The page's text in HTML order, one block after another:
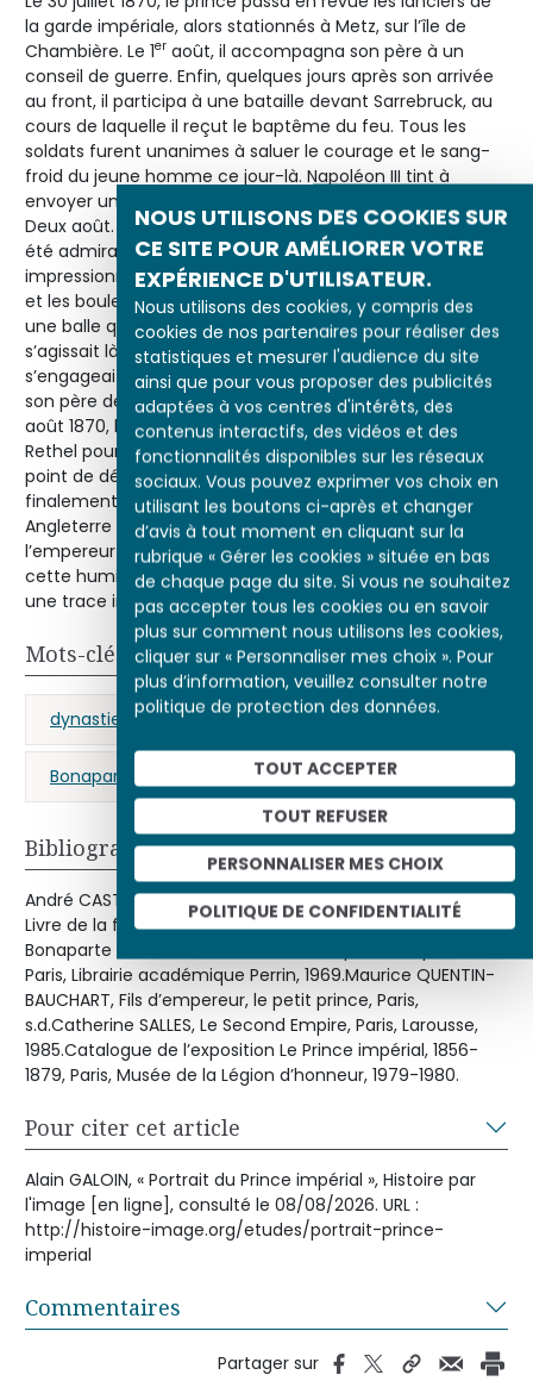
NOUS UTILISONS DES COOKIES SUR
CE SITE POUR AMÉLIORER VOTRE
EXPÉRIENCE D'UTILISATEUR.
Nous utilisons des cookies, y compris des
cookies de nos partenaires pour réaliser des
statistiques et mesurer l'audience du site
ainsi que pour vous proposer des publicités
adaptées à vos centres d'intérêts, des
contenus interactifs, des vidéos et des
fonctionnalités disponibles sur les réseaux
sociaux. Vous pouvez exprimer vos choix en
utilisant les boutons ci-après et changer
d’avis à tout moment en cliquant sur la
rubrique « Gérer les cookies » située en bas
de chaque page du site. Si vous ne souhaitez
pas accepter tous les cookies ou en savoir
plus sur comment nous utilisons les cookies,
cliquer sur « Personnaliser mes choix ». Pour
plus d’information, veuillez consulter notre
politique de protection des données.
TOUT ACCEPTER
TOUT REFUSER
PERSONNALISER MES CHOIX
POLITIQUE DE CONFIDENTIALITÉ
la garde impériale, alors stationnés à Metz, sur l’île de
Chambière. Le 1er août, il accompagna son père à un
conseil de guerre. Enfin, quelques jours après son arrivée
au front, il participa à une bataille devant Sarrebruck, au
cours de laquelle il reçut le baptême du feu. Tous les
soldats furent unanimes à saluer le courage et le sang-
froid du jeune homme ce jour-là. Napoléon III tint à
envoyer un télégramme à l’impératrice, restée à Paris : «
Deux août. Louis vient de recevoir le baptême du feu : il a
été admirable de sang-froid, il n’a été nullement
impressionné… Nous étions en première ligne et les balles
et les boulets tombaient à nos pieds. Louis a conservé
une balle qui est tombée auprès de lui. Napoléon. » Il
s’agissait là d’un combat mineur, mais la campagne
s’engageait mal. De place en place, le jeune prince suivit
son père de Metz à Gravelotte, de Châlons à Rethel. Le 23
août 1870, l’empereur le quitta à Reims. Il le retrouva à
Rethel pour le quitter à nouveau le 27 août à Tourteron,
point de départ d’une odyssée mouvementée qui devait
finalement conduire le prince impérial en exil en
Angleterre où il arriva le 6 septembre. Il ne devait revoir
l’empereur Napoléon III que vaincu, en 1871. Il conserva de
cette humiliation d’un souverain déchu, honni et diminué
une trace indélébile.
Mots-clés
dynastie impériale enfance portrait
Bonaparte (Eugène, Prince impérial)
Bibliographie
André CASTELOT, Alain DECAUX et le général KOENIG, Le
Livre de la famille impériale.L’histoire de la famille
Bonaparte à travers les collections du prince Napoléon,
Paris, Librairie académique Perrin, 1969.Maurice QUENTIN-
BAUCHART, Fils d’empereur, le petit prince, Paris,
s.d.Catherine SALLES, Le Second Empire, Paris, Larousse,
1985.Catalogue de l’exposition Le Prince impérial, 1856-
1879, Paris, Musée de la Légion d’honneur, 1979-1980.
Pour citer cet article
Alain GALOIN, « Portrait du Prince impérial », Histoire par
l'image [en ligne], consulté le 08/08/2026. URL :
http://histoire-image.org/etudes/portrait-prince-
imperial
Commentaires
Partager sur